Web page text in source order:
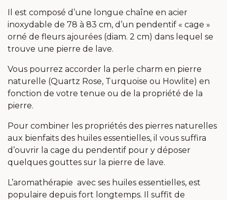
Il est composé d’une longue chaîne en acier
inoxydable de 78 à 83 cm, d’un pendentif « cage »
orné de fleurs ajourées (diam. 2 cm) dans lequel se
trouve une pierre de lave.
Vous pourrez accorder la perle charm en pierre
naturelle (Quartz Rose, Turquoise ou Howlite) en
fonction de votre tenue ou de la propriété de la
pierre.
Pour combiner les propriétés des pierres naturelles
aux bienfaits des huiles essentielles, il vous suffira
d’ouvrir la cage du pendentif pour y déposer
quelques gouttes sur la pierre de lave.
L’aromathérapie avec ses huiles essentielles, est
populaire depuis fort longtemps. Il suffit de